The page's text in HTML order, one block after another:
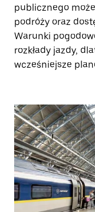
publicznego
podróży oraz
Warunki
rozkłady jazdy,
wcześniejsze